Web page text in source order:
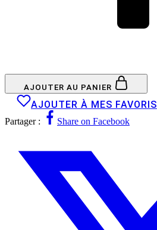
AJOUTER AU PANIER
AJOUTER À MES FAVORIS
Partager : Share on Facebook